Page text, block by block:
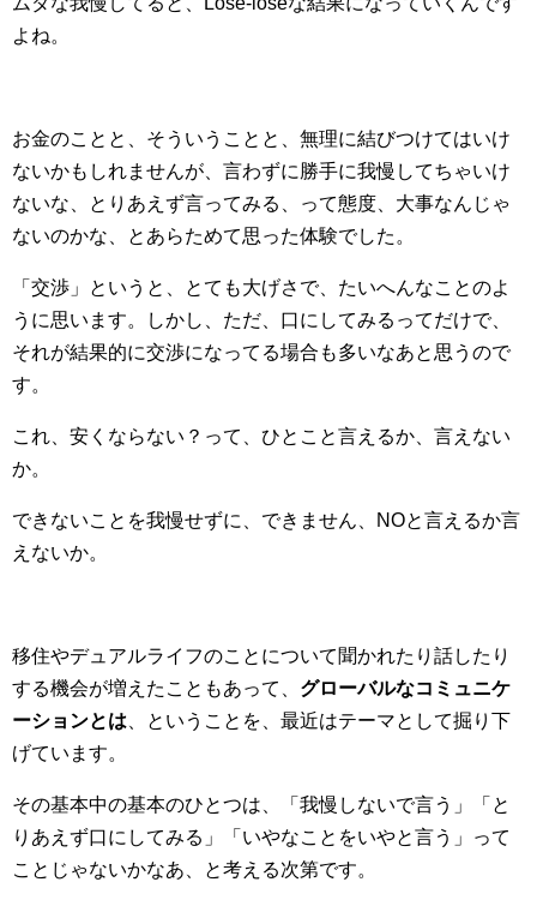
よね。
お金のことと、そういうことと、無理に結びつけてはいけ
ないかもしれませんが、言わずに勝手に我慢してちゃいけ
ないな、とりあえず言ってみる、って態度、大事なんじゃ
ないのかな、とあらためて思った体験でした。
「交渉」というと、とても大げさで、たいへんなことのよ
うに思います。しかし、ただ、口にしてみるってだけで、
それが結果的に交渉になってる場合も多いなあと思うので
す。
これ、安くならない？って、ひとこと言えるか、言えない
か。
できないことを我慢せずに、できません、NOと言えるか言
えないか。
移住やデュアルライフのことについて聞かれたり話したり
する機会が増えたこともあって、 グローバルなコミュニケ
ーションとは 、ということを、最近はテーマとして掘り下
げています。
その基本中の基本のひとつは、「我慢しないで言う」「と
りあえず口にしてみる」「いやなことをいやと言う」って
ことじゃないかなあ、と考える次第です。